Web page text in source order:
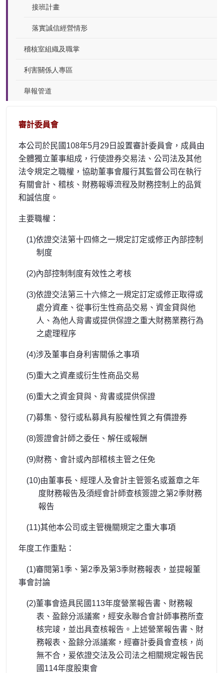
接班計畫
落實誠信經營情形
稽核室組織及職掌
利害關係人專區
舉報管道
審計委員會
本公司於民國108年5月29日設置審計委員會，成員由
全體獨立董事組成，行使證券交易法、公司法及其他
法令規定之職權，協助董事會履行其監督公司在執行
有關會計、稽核、財務報導流程及財務控制上的品質
和誠信度。
主要職權：
(1)依證交法第十四條之一規定訂定或修正內部控制
制度
(2)內部控制制度有效性之考核
(3)依證交法第三十六條之一規定訂定或修正取得或
處分資產、從事衍生性商品交易、資金貸與他
人、為他人背書或提供保證之重大財務業務行為
之處理程序
(4)涉及董事自身利害關係之事項
(5)重大之資產或衍生性商品交易
(6)重大之資金貸與、背書或提供保證
(7)募集、發行或私募具有股權性質之有價證券
(8)簽證會計師之委任、解任或報酬
(9)財務、會計或內部稽核主管之任免
(10)由董事長、經理人及會計主管簽名或蓋章之年
度財務報告及須經會計師查核簽證之第2季財務
報告
(11)其他本公司或主管機關規定之重大事項
年度工作重點：
(1)審閱第1季、第2季及第3季財務報表，並提報董
事會討論
(2)董事會造具民國113年度營業報告書、財務報
表、盈餘分派議案，經安永聯合會計師事務所查
核完竣，並出具查核報告。上述營業報告書、財
務報表、盈餘分派議案，經審計委員會查核，尚
無不合，爰依證交法及公司法之相關規定報告民
國114年度股東會